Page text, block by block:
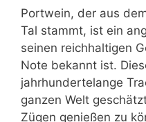
Portwein, der aus
Tal stammt, ist ein
seinen reichhaltigen
Note bekannt ist.
jahrhundertelange
ganzen Welt
Zügen genießen zu